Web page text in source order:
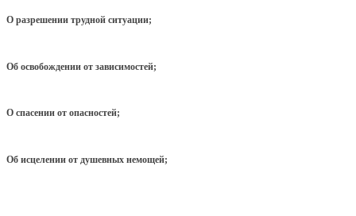
О разрешении трудной ситуации;
Об освобождении от зависимостей;
О спасении от опасностей;
Об исцелении от душевных немощей;